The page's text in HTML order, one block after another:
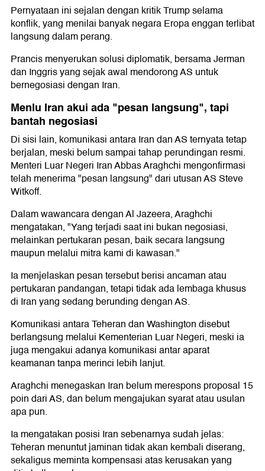
Pernyataan ini sejalan dengan kritik Trump selama
konflik, yang menilai banyak negara Eropa enggan terlibat
langsung dalam perang.
Prancis menyerukan solusi diplomatik, bersama Jerman
dan Inggris yang sejak awal mendorong AS untuk
bernegosiasi dengan Iran.
Menlu Iran akui ada "pesan langsung", tapi
bantah negosiasi
Di sisi lain, komunikasi antara Iran dan AS ternyata tetap
berjalan, meski belum sampai tahap perundingan resmi.
Menteri Luar Negeri Iran Abbas Araghchi mengonfirmasi
telah menerima "pesan langsung" dari utusan AS Steve
Witkoff.
Dalam wawancara dengan Al Jazeera, Araghchi
mengatakan, "Yang terjadi saat ini bukan negosiasi,
melainkan pertukaran pesan, baik secara langsung
maupun melalui mitra kami di kawasan."
Ia menjelaskan pesan tersebut berisi ancaman atau
pertukaran pandangan, tetapi tidak ada lembaga khusus
di Iran yang sedang berunding dengan AS.
Komunikasi antara Teheran dan Washington disebut
berlangsung melalui Kementerian Luar Negeri, meski ia
juga mengakui adanya komunikasi antar aparat
keamanan tanpa merinci lebih lanjut.
Araghchi menegaskan Iran belum merespons proposal 15
poin dari AS, dan belum mengajukan syarat atau usulan
apa pun.
Ia mengatakan posisi Iran sebenarnya sudah jelas:
Teheran menuntut jaminan tidak akan kembali diserang,
sekaligus meminta kompensasi atas kerusakan yang